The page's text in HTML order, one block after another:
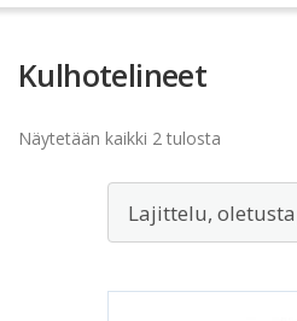
Kulhotelineet
Näytetään kaikki 2 tulosta